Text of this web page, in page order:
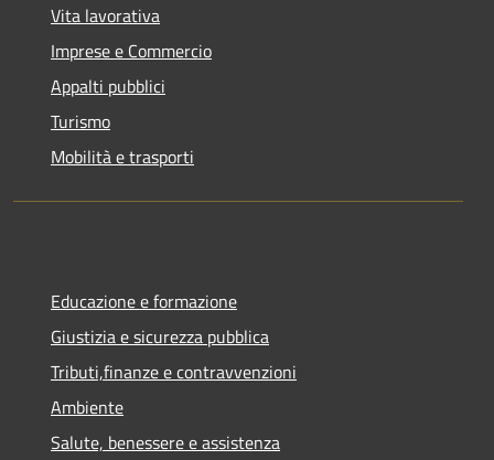
Vita lavorativa
Imprese e Commercio
Appalti pubblici
Turismo
Mobilità e trasporti
Educazione e formazione
Giustizia e sicurezza pubblica
Tributi,finanze e contravvenzioni
Ambiente
Salute, benessere e assistenza